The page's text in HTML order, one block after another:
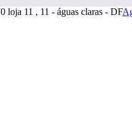
loja 11 , 11 - águas claras - DF